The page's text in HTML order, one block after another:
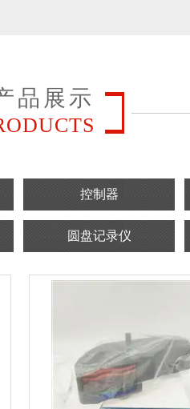
品展示
控制器
圆盘记录仪